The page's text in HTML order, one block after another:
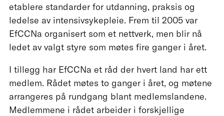
etablere standarder for utdanning, praksis og
ledelse av intensivsykepleie. Frem til 2005 var
EfCCNa organisert som et nettverk, men blir nå
ledet av valgt styre som møtes fire ganger i året.
I tillegg har EfCCNa et råd der hvert land har ett
medlem. Rådet møtes to ganger i året, og møtene
arrangeres på rundgang blant medlemslandene.
Medlemmene i rådet arbeider i forskjellige